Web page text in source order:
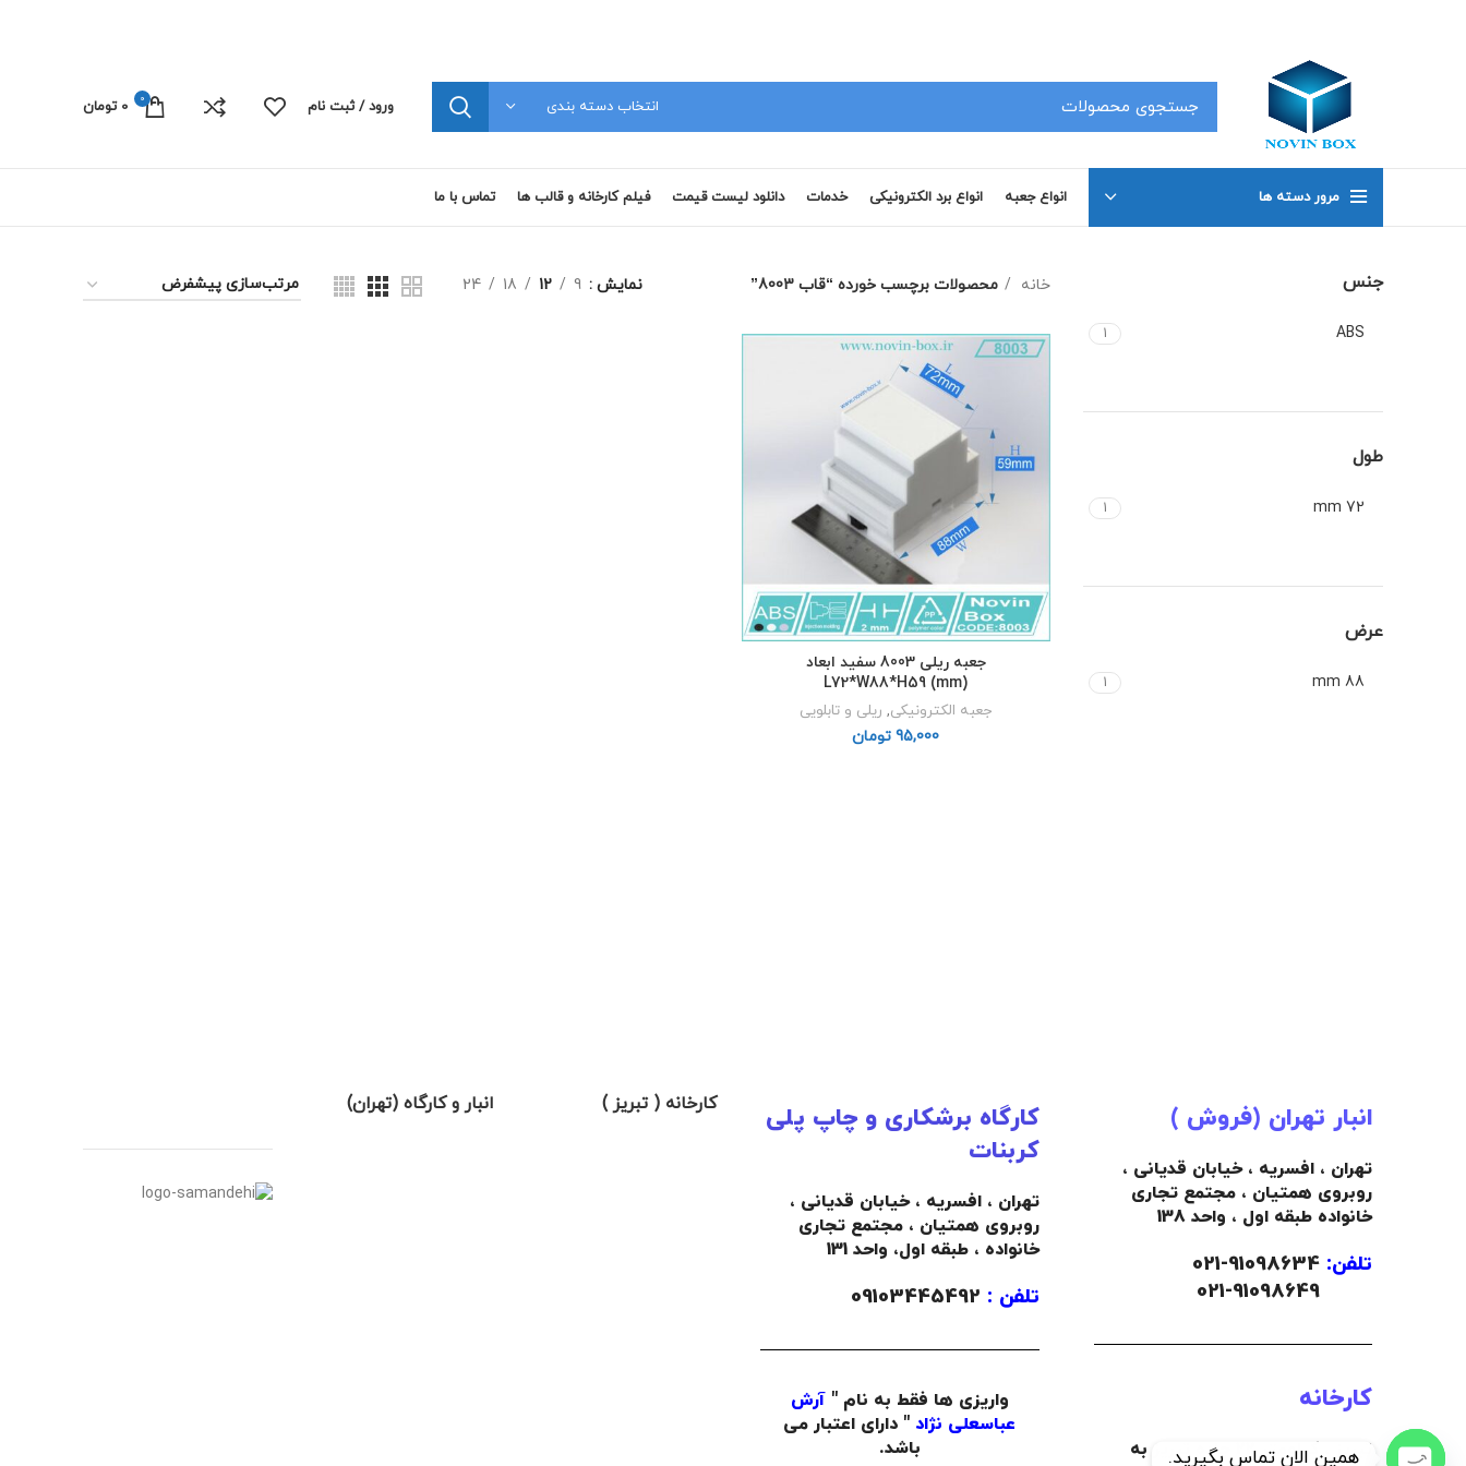
انتخاب دسته بندی ورود / ثبت نام 0
0 تومان
مرور دسته ها انواع جعبه انواع برد الکترونیکی خدمات دانلود لیست قیمت فیلم کارخانه و قالب ها تماس با ما
جنس
ABS
1
طول
72 mm
1
عرض
88 mm
1
خانه محصولات برچسب خورده “قاب 8003” نمایش 9
12
18
24
جعبه ریلی 8003 سفید ابعاد
L72*W88*H59 (mm)
جعبه الکترونیکی, ریلی و تابلویی
تومان
انبار تهران (فروش )
تهران ، افسریه ، خیابان قدیانی ،
روبروی همتیان ، مجتمع تجاری
خانواده طبقه اول ، واحد 138
تلفن:
کارخانه
تبریز ، کیلومتر 22 جاده تبریز به
کارگاه برشکاری و چاپ پلی
کربنات
تهران ، افسریه ، خیابان قدیانی ،
روبروی همتیان ، مجتمع تجاری
خانواده ،طبقه اول، واحد 131
تلفن :
واریزی ها فقط به نام " آرش
عباسعلی نژاد " دارای اعتبار می
باشد.
کارخانه ( تبریز ) انبار و کارگاه (تهران)
همین الان تماس بگیرید.